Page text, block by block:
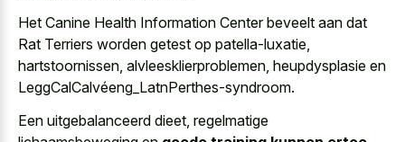
Het Canine Health Information Center beveelt aan dat
Rat Terriers worden getest op patella-luxatie,
hartstoornissen, alvleesklierproblemen, heupdysplasie en
LeggCalCalvéeng_LatnPerthes-syndroom.
Een uitgebalanceerd dieet, regelmatige